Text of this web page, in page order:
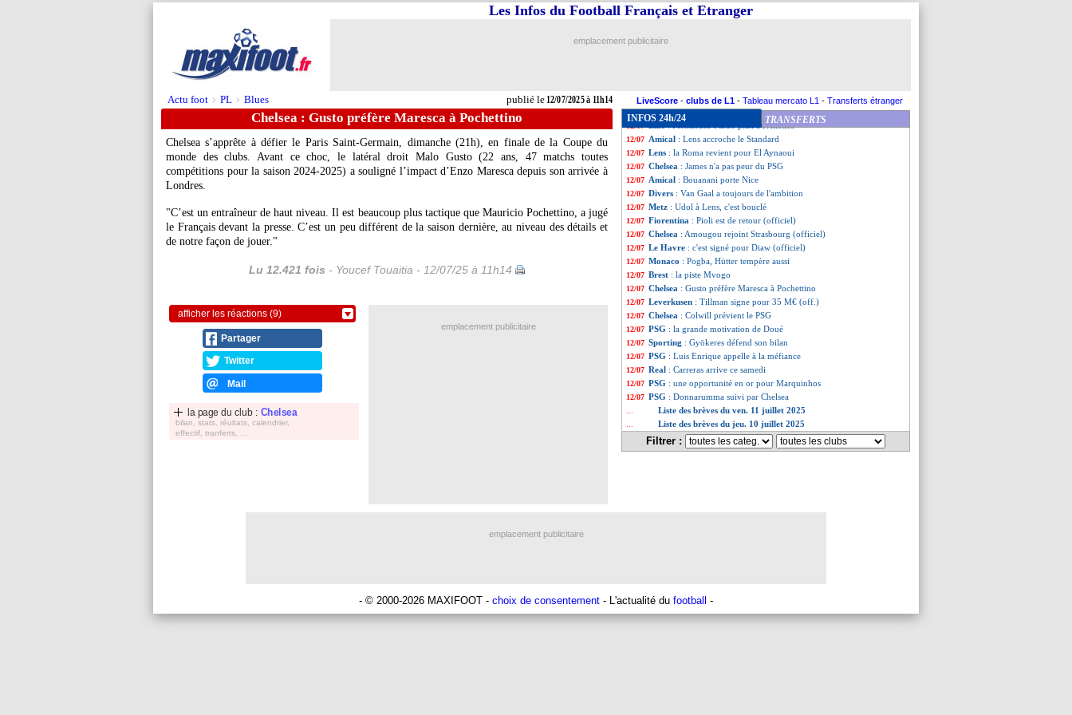
Actu foot > PL > Blues publié le12/07/2025 à 11h14
Les Infos du Football Français et Etranger
emplacement publicitaire
LiveScore - clubs de L1 - Tableau mercato L1 - Transferts étranger
Chelsea : Gusto préfère Maresca à Pochettino
Chelsea s’apprête à défier le Paris Saint-Germain, dimanche (21h), en finale de la Coupe du
monde des clubs. Avant ce choc, le latéral droit Malo Gusto(22 ans, 47 matchs toutes
compétitions pour la saison 2024-2025) a souligné l’impact d’Enzo Maresca depuis son arrivée à
Londres.
"C’est un entraîneur de haut niveau. Il est beaucoup plus tactique que Mauricio Pochettino, a jugé
le Français devant la presse. C’est un peu différent de la saison dernière, au niveau des détails et
de notre façon de jouer."
Lu 12.421 fois - Youcef Touaitia - 12/07/25 à 11h14
afficher les réactions (9)
Partager
Twitter
Mail
la page du club : Chelsea
bilan, stats, réultats, calendrier,
effectif, tranferts, ...
INFOS 24h/24 TRANSFERTS
12/07 Man Utd: la Juve insiste pour Sancho
12/07 Lille: une offensive pour Ngoy
12/07 Séville
12/07 Real: Konaté a prévenu Liverpool !
12/07 Nantes: Augusto vendu à Krasnodar (off.)
: Fernandez-Pardo plaît à l'Atletico
12/07 Amical : Lens accroche le Standard
12/07 Lens : la Roma revient pour El Aynaoui
12/07 Chelsea : James n'a pas peur du PSG
12/07 Amical : Bouanani porte Nice
12/07 Divers : Van Gaal a toujours de l'ambition
12/07 Metz : Udol à Lens, c'est bouclé
12/07 Fiorentina : Pioli est de retour (officiel)
12/07 Chelsea : Amougou rejoint Strasbourg (officiel)
12/07 Le Havre : c'est signé pour Diaw (officiel)
12/07 Monaco : Pogba, Hütter tempère aussi
12/07 Brest : la piste Mvogo
12/07 Chelsea : Gusto préfère Maresca à Pochettino
12/07 Leverkusen : Tillman signe pour 35 M€ (off.)
12/07 Chelsea : Colwill prévient le PSG
12/07 PSG : la grande motivation de Doué
12/07 Sporting : Gyökeres défend son bilan
12/07 PSG : Luis Enrique appelle à la méfiance
12/07 Real : Carreras arrive ce samedi
12/07 PSG : une opportunité en or pour Marquinhos
12/07 PSG : Donnarumma suivi par Chelsea
Liste des brèves du ven. 11 juillet 2025
Liste des brèves du jeu. 10 juillet 2025
Filtrer :
emplacement publicitaire
emplacement publicitaire
- © 2000-2026 MAXIFOOT - choix de consentement - L'actualité du football -